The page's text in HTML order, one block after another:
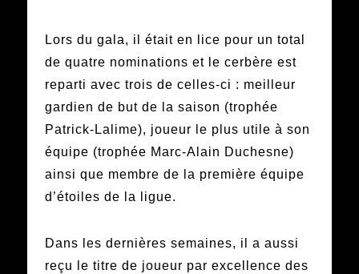
Lors du gala, il était en lice pour un total
de quatre nominations et le cerbère est
reparti avec trois de celles-ci : meilleur
gardien de but de la saison (trophée
Patrick-Lalime), joueur le plus utile à son
équipe (trophée Marc-Alain Duchesne)
ainsi que membre de la première équipe
d’étoiles de la ligue.
Dans les dernières semaines, il a aussi
reçu le titre de joueur par excellence des